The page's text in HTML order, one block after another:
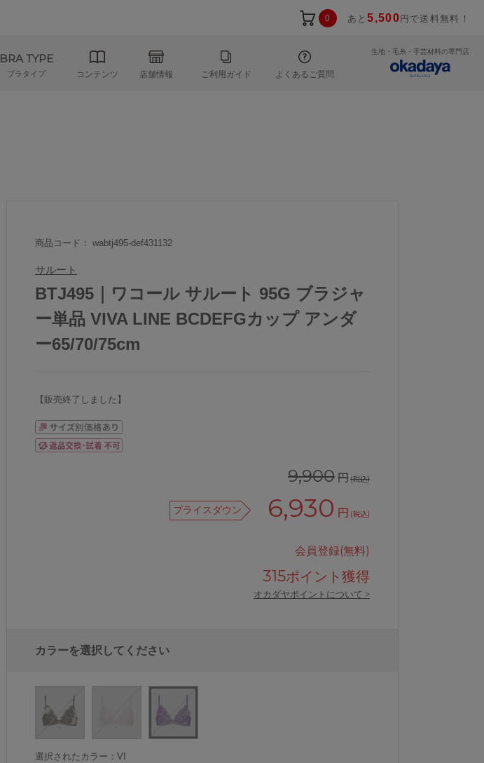
0 あと5,500 円で送料無料！
BRA TYPE
ブラタイプ コンテンツ 店舗情報 ご利用ガイド よくあるご質問
生地・毛糸・手芸材料の専門店
商品コード： wabtj495-def431132
サルート
BTJ495｜ワコール サルート 95G ブラジャ
ー単品 VIVA LINE BCDEFGカップ アンダ
ー65/70/75cm
【販売終了しました】
9,900円(税込)
プライスダウン 6,930 円 (税込)
会員登録(無料)
315ポイント獲得
オカダヤポイントについて >
カラーを選択してください
選択されたカラー：VI